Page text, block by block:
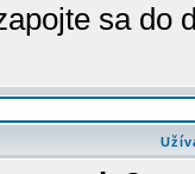
sa do